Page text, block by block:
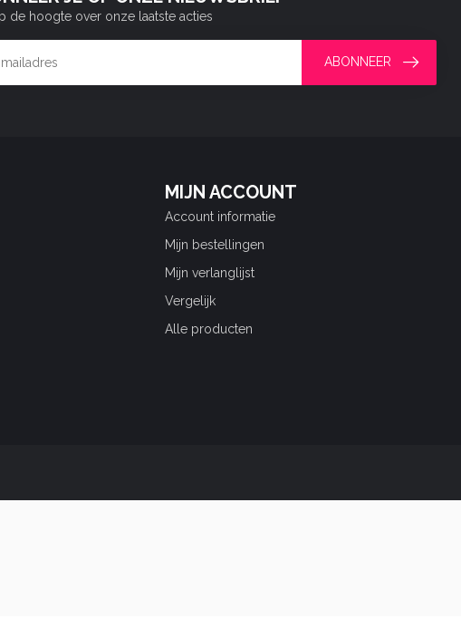
de hoogte over onze laatste acties
ABONNEER
MIJN ACCOUNT
Account informatie
Mijn bestellingen
Mijn verlanglijst
Vergelijk
Alle producten